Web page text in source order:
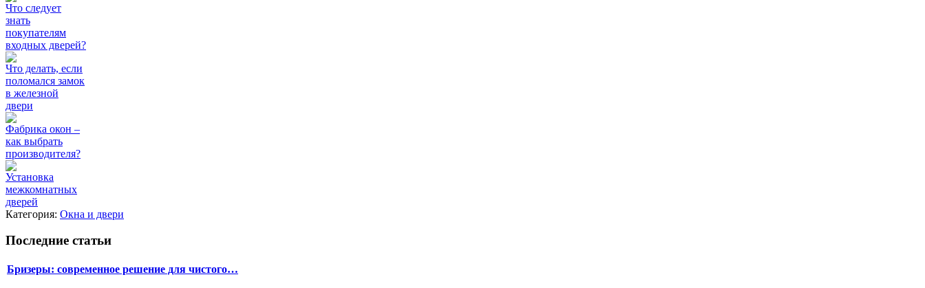
Что следует
знать
покупателям
входных дверей?
Что делать, если
поломался замок
в железной
двери
Фабрика окон –
как выбрать
производителя?
Установка
межкомнатных
дверей
Категория: Окна и двери
Последние статьи
Бризеры: современное решение для чистого…